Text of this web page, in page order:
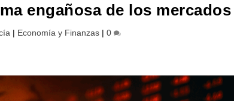
engañosa de los mercados
| Economía y Finanzas |0